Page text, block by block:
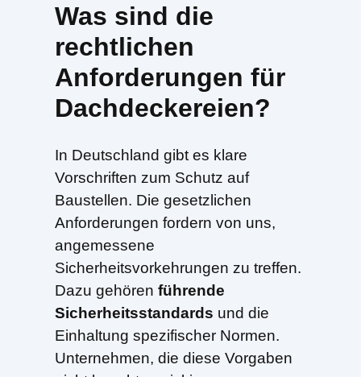
Was sind die
rechtlichen
Anforderungen für
Dachdeckereien?
In Deutschland gibt es klare
Vorschriften zum Schutz auf
Baustellen. Die gesetzlichen
Anforderungen fordern von uns,
angemessene
Sicherheitsvorkehrungen zu treffen.
Dazu gehören führende
Sicherheitsstandards und die
Einhaltung spezifischer Normen.
Unternehmen, die diese Vorgaben